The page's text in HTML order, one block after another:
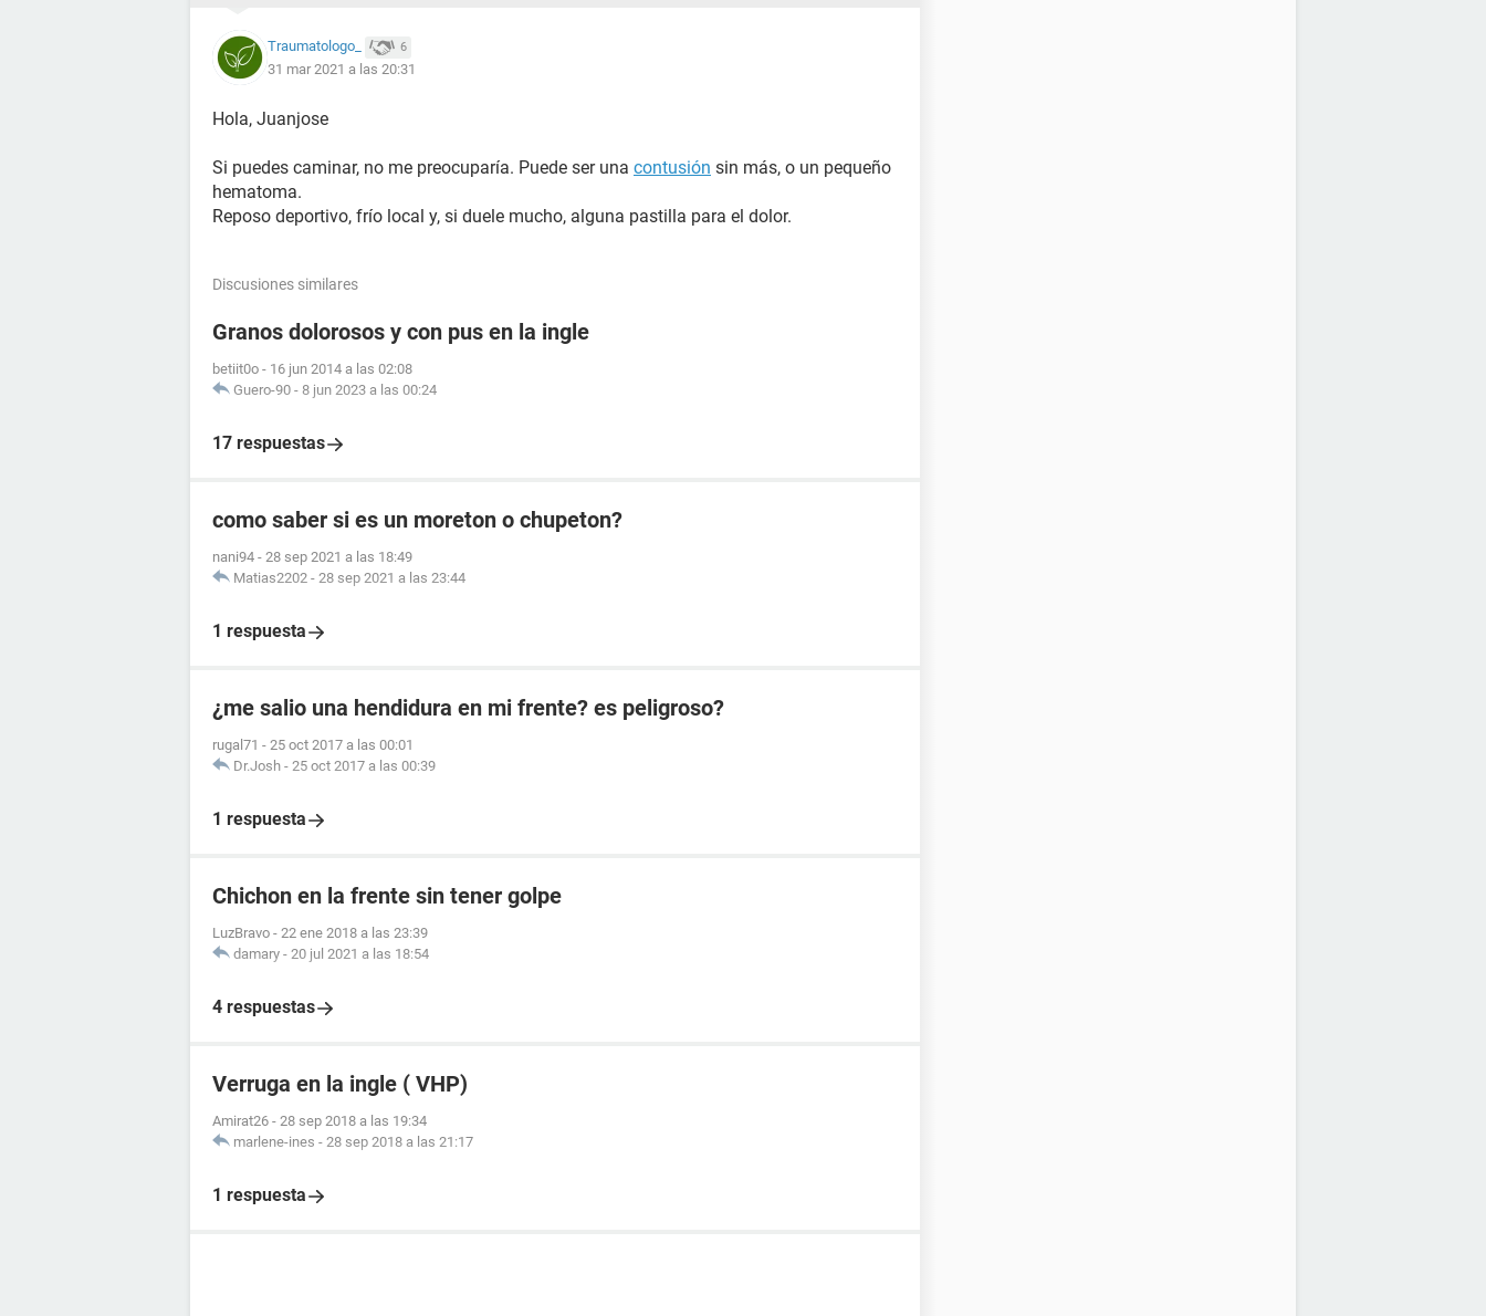
Traumatologo_ 6
31 mar 2021 a las 20:31
Hola, Juanjose
Si puedes caminar, no me preocuparía. Puede ser una contusión sin más, o un pequeño
hematoma.
Reposo deportivo, frío local y, si duele mucho, alguna pastilla para el dolor.
Discusiones similares
Granos dolorosos y con pus en la ingle
betiit0o - 16 jun 2014 a las 02:08
Guero-90 - 8 jun 2023 a las 00:24
17 respuestas
como saber si es un moreton o chupeton?
nani94 - 28 sep 2021 a las 18:49
Matias2202 - 28 sep 2021 a las 23:44
1 respuesta
¿me salio una hendidura en mi frente? es peligroso?
rugal71 - 25 oct 2017 a las 00:01
Dr.Josh - 25 oct 2017 a las 00:39
1 respuesta
Chichon en la frente sin tener golpe
LuzBravo - 22 ene 2018 a las 23:39
damary - 20 jul 2021 a las 18:54
4 respuestas
Verruga en la ingle ( VHP)
Amirat26 - 28 sep 2018 a las 19:34
marlene-ines - 28 sep 2018 a las 21:17
1 respuesta